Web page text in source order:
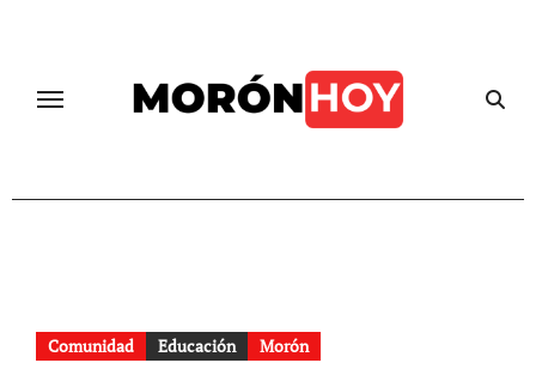
Comunidad Educación Morón